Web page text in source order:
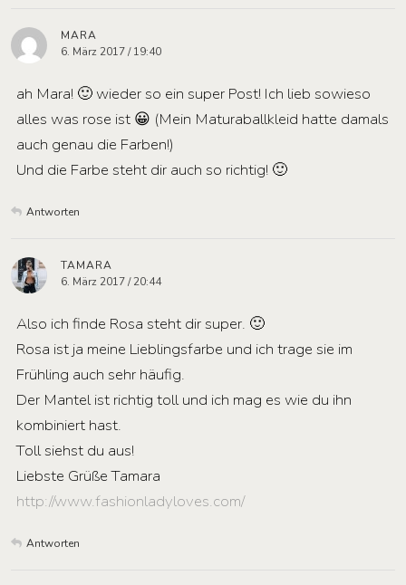
MARA
6. März 2017 / 19:40
ah Mara! 🙂 wieder so ein super Post! Ich lieb sowieso
alles was rose ist 😀 (Mein Maturaballkleid hatte damals
auch genau die Farben!)
Und die Farbe steht dir auch so richtig! 🙂
Antworten
TAMARA
6. März 2017 / 20:44
Also ich finde Rosa steht dir super. 🙂
Rosa ist ja meine Lieblingsfarbe und ich trage sie im
Frühling auch sehr häufig.
Der Mantel ist richtig toll und ich mag es wie du ihn
kombiniert hast.
Toll siehst du aus!
Liebste Grüße Tamara
http://www.fashionladyloves.com/
Antworten